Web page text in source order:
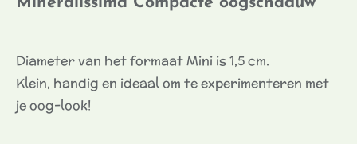
Diameter van het formaat Mini is 1,5 cm.
Klein, handig en ideaal om te experimenteren met
je oog-look!